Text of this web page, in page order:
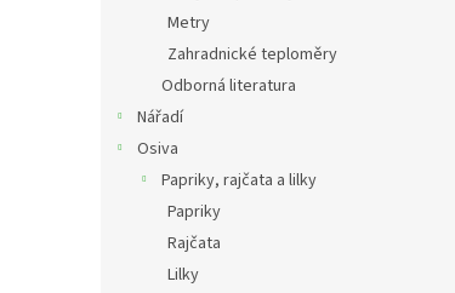
Metry
Zahradnické teploměry
Odborná literatura
Nářadí
Osiva
Papriky, rajčata a lilky
Papriky
Rajčata
Lilky